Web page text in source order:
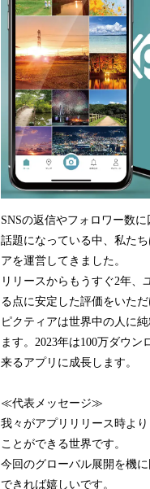
SNSの返信やフォロワー数
話題になっている中、私た
アを運営してきました。
リリースからもうすぐ2年
る点に安定した評価をいた
ピクティアは世界中の人に
ます。2023年は100万ダウ
来るアプリに成長します。
≪代表メッセージ≫
我々がアプリリリース時よ
ことができる世界です。
今回のグローバル展開を機
できれば嬉しいです。